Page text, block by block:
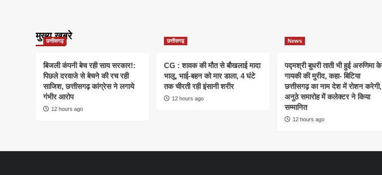
मुख्य खबरे
छत्तीसगढ़
बिजली कंपनी बेच रही साय सरकार!:
पिछले दरवाजे से बेचने की रच रही
साजिश, छत्तीसगढ़ कांग्रेस ने लगाये
गंभीर आरोप
12 hours ago
छत्तीसगढ़
CG : शावक की मौत से बौखलाई मादा
भालू, भाई-बहन को मार डाला, 4 घंटे
तक चीरती रही इंसानी शरीर
12 hours ago
News
पद्मश्री बुधरी ताती भी हुई अरुणिमा के
गायकी की मुरीद, कहा- बिटिया
छत्तीसगढ़ का नाम देश में रोशन करेगी,
अनुठे समारोह में कलेक्टर ने किया
सम्मानित
12 hours ago